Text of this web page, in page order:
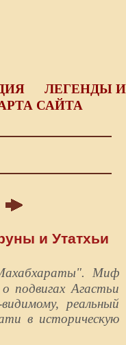
ЛЕГЕНДЫ И
САЙТА
и Утатхьи
Миф
подвигах Агастьи
реальный
в историческую